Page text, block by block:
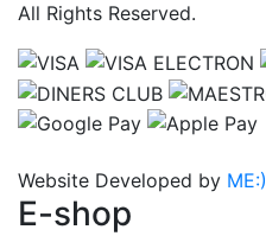
All Rights Reserved.
Website Developed by ME:)
E-shop